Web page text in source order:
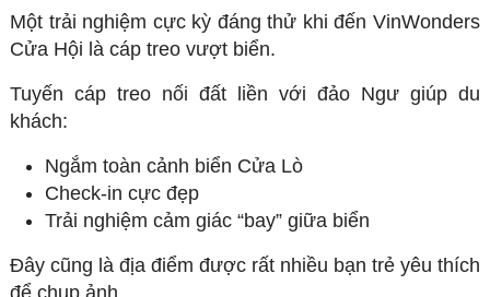
Một trải nghiệm cực kỳ đáng thử khi đến VinWonders
Cửa Hội là cáp treo vượt biển.
Tuyến cáp treo nối đất liền với đảo Ngư giúp du
khách:
Ngắm toàn cảnh biển Cửa Lò
Check-in cực đẹp
Trải nghiệm cảm giác “bay” giữa biển
Đây cũng là địa điểm được rất nhiều bạn trẻ yêu thích
để chụp ảnh.